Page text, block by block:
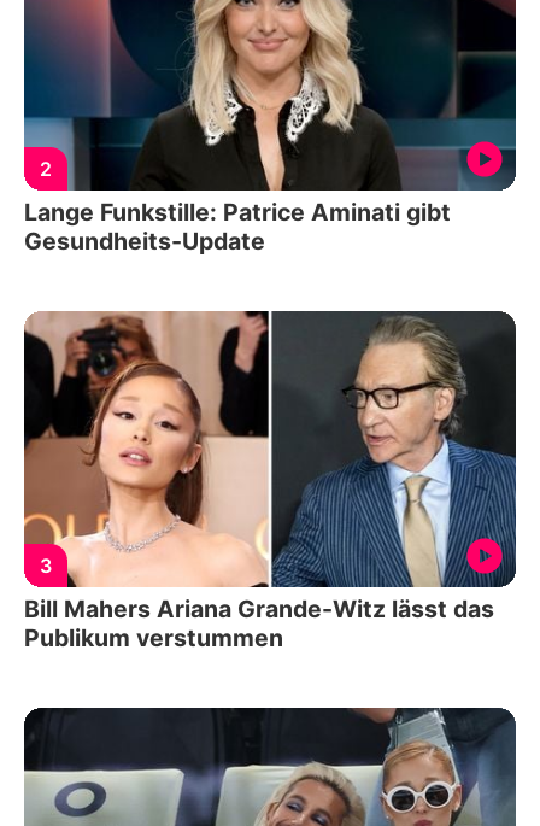
2
Lange Funkstille: Patrice Aminati gibt
Gesundheits-Update
3
Bill Mahers Ariana Grande-Witz lässt das
Publikum verstummen